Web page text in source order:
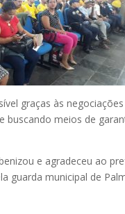
graças às
buscando meios de
e agradeceu ao
guarda municipal de